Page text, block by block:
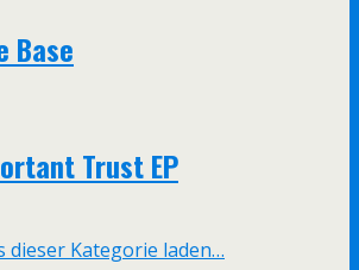
Base
Trust EP
dieser Kategorie laden…